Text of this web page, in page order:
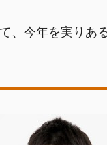
、今年を実りあ